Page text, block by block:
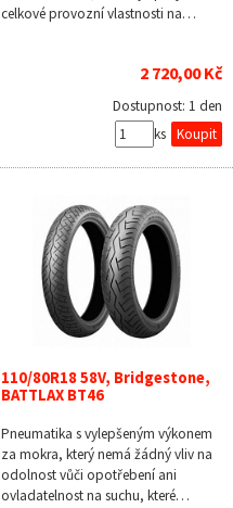
celkové provozní vlastnosti na…
2 720,00 Kč
Dostupnost: 1 den
ks
110/80R18 58V, Bridgestone,
BATTLAX BT46
Pneumatika s vylepšeným výkonem
za mokra, který nemá žádný vliv na
odolnost vůči opotřebení ani
ovladatelnost na suchu, které…